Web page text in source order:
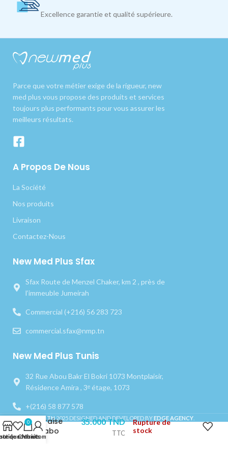
Excellence garantie et qualité supérieure.
Parce que votre métier exige de la rigueur, new
med plus vous propose des produits et services
toujours plus performants pour vous assurer les
meilleurs résultats.
A Propos De Nous
La Société
Nos produits
Livraison
Contactez-Nous
New Med Plus Sfax
Sfax Route de Menzel Chaker, km 2 , près de
l’immeuble Jumeirah
Commercial (+216) 56 283 723
commercial.sfax@nmp.tn
New Med Plus Tunis
32 Rue Abou Bakr El Bokri 1073 Montplaisir,
Résidence Amira , 3ᵉ étage, 1073
+(216) 58 877 578
NMP.TN 2025 DESIGNED AND DEVELOPED BYEDGE AGENCY
Fraise
Labo
35.000TND
TTC
Rupture de
stock
de souhaits
0
Chariot
Mon compte